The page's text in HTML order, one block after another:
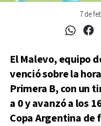
7 de
El Malevo, equipo
venció sobre la
Primera B, con un
a 0 y avanzó a los
Copa Argentina de